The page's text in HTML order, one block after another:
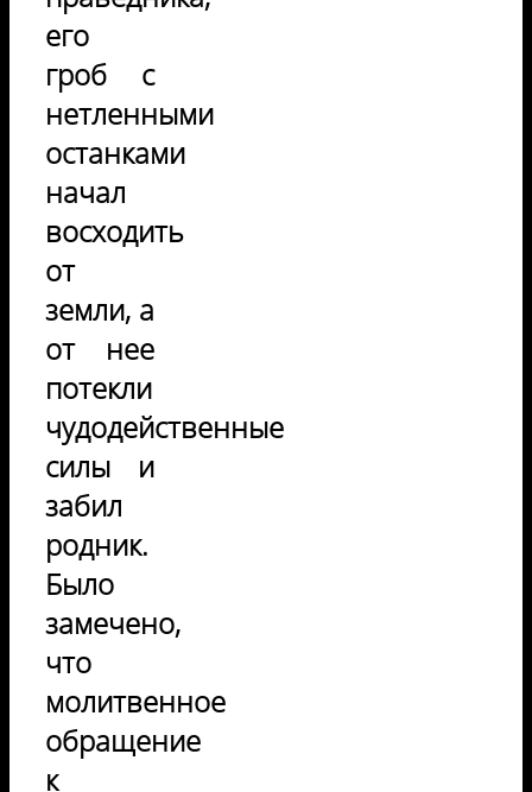
его
гроб с
нетленными
останками
начал
восходить
от
земли, а
от нее
потекли
чудодейственные
силы и
забил
родник.
Было
замечено,
что
молитвенное
обращение
к